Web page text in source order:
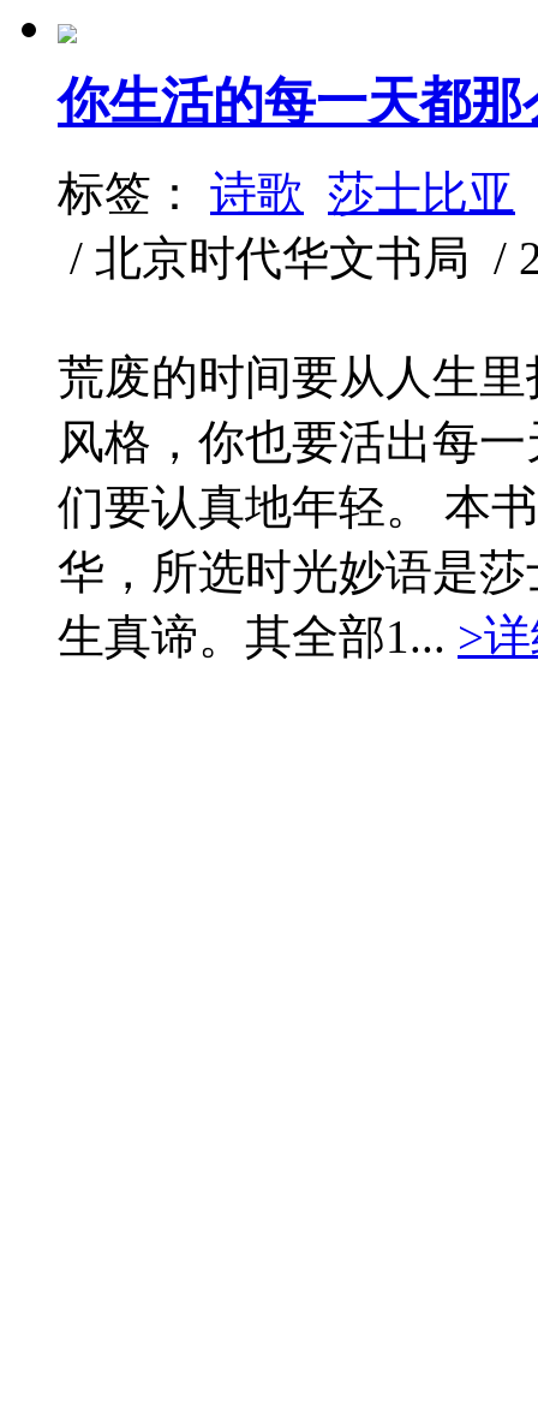
你生活的每一天都那
标签： 诗歌 莎士比亚
/ 北京时代华文书局 /
荒废的时间要从人生
风格，你也要活出每
们要认真地年轻。 本
华，所选时光妙语是
生真谛。其全部1... >